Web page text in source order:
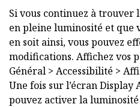
Si vous continuez à
en pleine luminosité et que
en soit ainsi, vous pouvez
modifications. Affichez vos
Général > Accessibilité >
Une fois sur l’écran Display
pouvez activer la